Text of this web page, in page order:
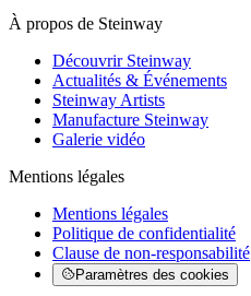
À propos de Steinway
Découvrir Steinway
Actualités & Événements
Steinway Artists
Manufacture Steinway
Galerie vidéo
Mentions légales
Mentions légales
Politique de confidentialité
Clause de non-responsabilité
Paramètres des cookies